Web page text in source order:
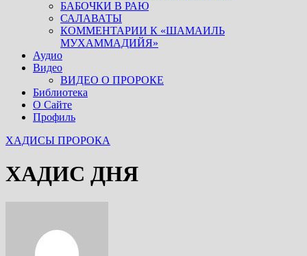
БАБОЧКИ В РАЮ
САЛАВАТЫ
КОММЕНТАРИИ К «ШАМАИЛЬ
МУХАММАДИЙЯ»
Аудио
Видео
ВИДЕО О ПРОРОКЕ
Библиотека
О Сайте
Профиль
ХАДИСЫ ПРОРОКА
ХАДИС ДНЯ